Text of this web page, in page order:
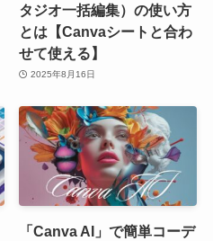
タジオ一括編集）の使い方
とは【Canvaシートと合わ
せて使える】
2025年8月16日
「Canva AI」で簡単コーデ